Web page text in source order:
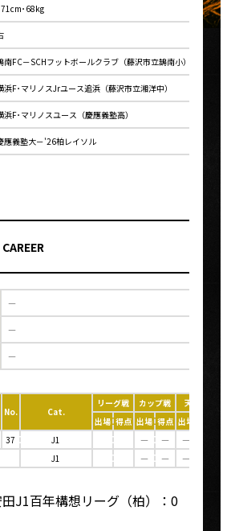
･68kg
南FC－SCHフットボールクラブ（藤沢市立鵠南小）
浜F･マリノスJrユース追浜（藤沢市立湘洋中）
浜F･マリノスユース（慶應義塾高）
應義塾大－'26柏レイソル
CAREER
―
―
―
No. Cat.
リーグ戦 カップ戦
天皇杯
出場 得点 出場 得点 出場
37 J1 ― ― ―
J1 ― ― ―
J1百年構想リーグ（柏）：0